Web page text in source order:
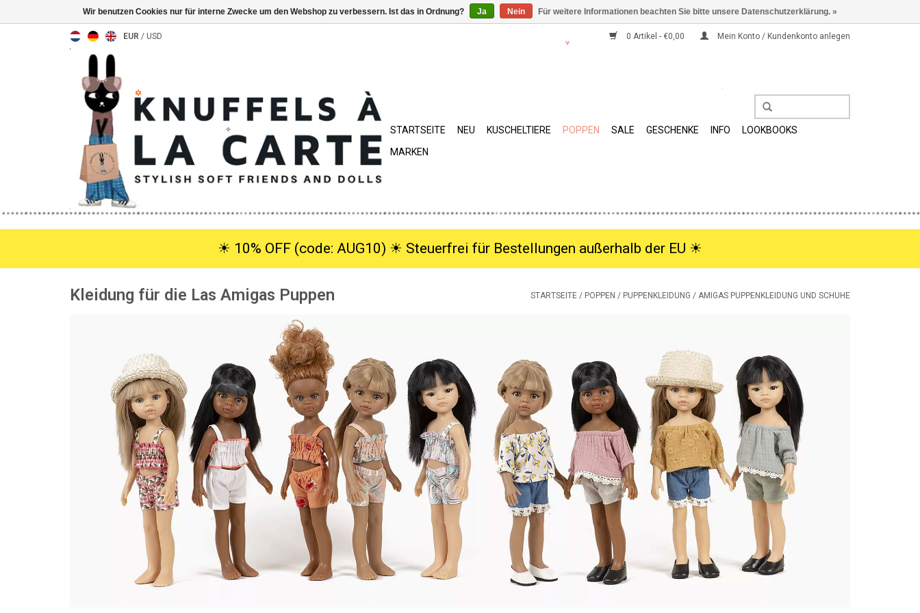
EUR / USD 0 Artikel - €0,00 Mein Konto / Kundenkonto anlegen
STARTSEITE NEU KUSCHELTIERE POPPEN SALE GESCHENKE INFO
LOOKBOOKS
MARKEN
☀︎ 10% OFF (code: AUG10) ☀︎ Steuerfrei für Bestellungen außerhalb der EU ☀︎
Kleidung für die Las Amigas Puppen STARTSEITE / POPPEN / PUPPENKLEIDUNG / AMIGAS PUPPENKLEIDUNG UND SCHUHE
Wir benutzen Cookies nur für interne Zwecke um den Webshop zu verbessern. Ist das in Ordnung? Ja Nein Für weitere Informationen beachten Sie bitte unsere Datenschutzerklärung. »